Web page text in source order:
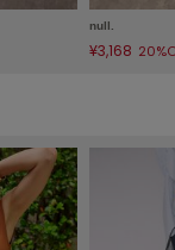
null.
¥3,168